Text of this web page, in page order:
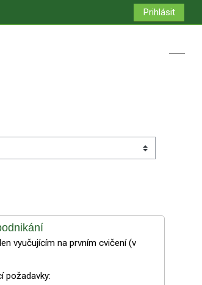
Prihlásit
vyučujícím na prvním cvičení (v
požadavky: